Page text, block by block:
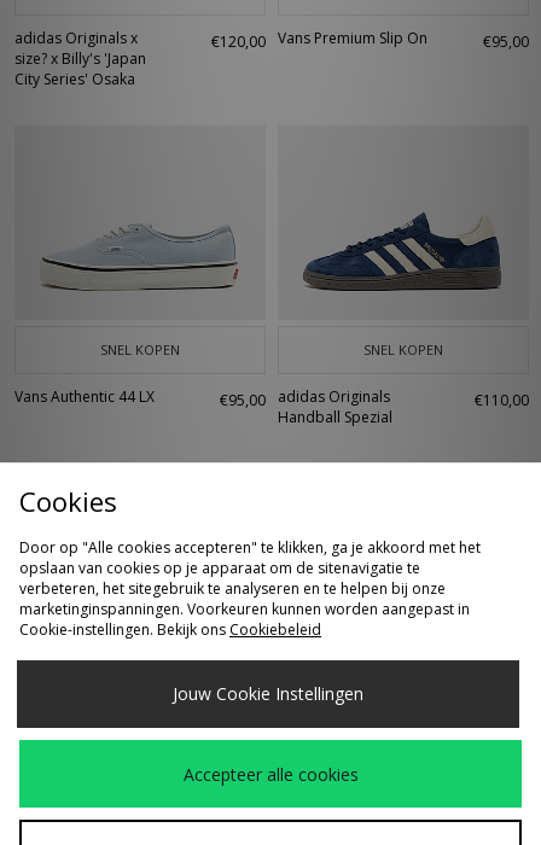
adidas Originals x
size? x Billy's 'Japan
City Series' Osaka
€120,00 Vans Premium Slip On €95,00
SNEL KOPEN
Vans Authentic 44 LX €95,00
SNEL KOPEN
adidas Originals
Handball Spezial
€110,00
SNEL KOPEN
XLARGE Cut Out
€140,00 adidas Originals
Pants
€80,00
Cookies
Door op "Alle cookies accepteren" te klikken, ga je akkoord met het
opslaan van cookies op je apparaat om de sitenavigatie te
verbeteren, het sitegebruik te analyseren en te helpen bij onze
marketinginspanningen. Voorkeuren kunnen worden aangepast in
Cookie-instellingen. Bekijk ons Cookiebeleid
Jouw Cookie Instellingen
Accepteer alle cookies